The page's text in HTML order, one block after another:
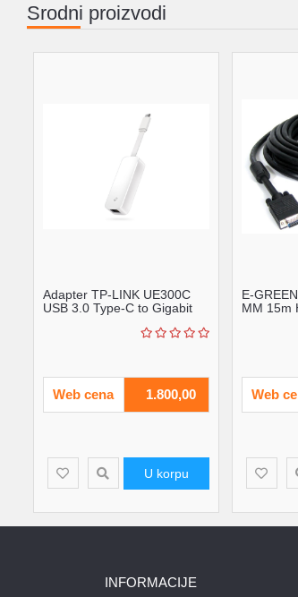
Srodni proizvodi
Adapter TP-LINK UE300C
USB 3.0 Type-C to Gigabit
Web cena 1.800,00
U korpu
E-
MM 15m
Web
INFORMACIJE